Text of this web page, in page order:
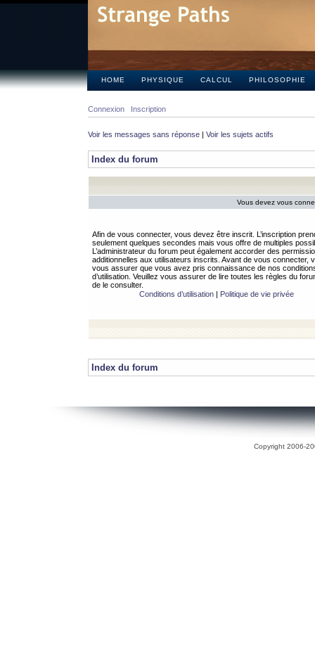
HOME PHYSIQUE CALCUL PHILOSOPHIE
Connexion Inscription
Voir les messages sans réponse | Voir les sujets actifs
Index du forum
Vous devez vous
Afin de vous connecter, vous devez être inscrit. L’inscription
seulement quelques secondes mais vous offre de multiples
L’administrateur du forum peut également accorder des
additionnelles aux utilisateurs inscrits. Avant de vous connecter,
vous assurer que vous avez pris connaissance de nos
d’utilisation. Veuillez vous assurer de lire toutes les règles du
de le consulter.
Conditions d’utilisation| Politique de vie privée
Index du forum
Copyright 2006-